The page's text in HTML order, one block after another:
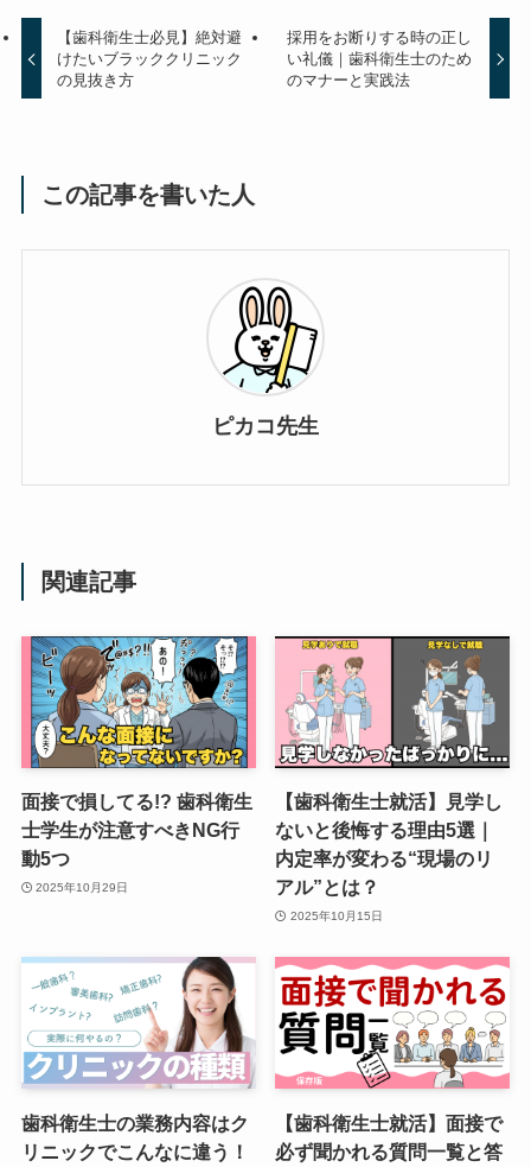
【歯科衛生士必見】絶対避
けたいブラッククリニック
の見抜き方
採用をお断りする時の正し
い礼儀｜歯科衛生士のため
のマナーと実践法
この記事を書いた人
ピカコ先生
関連記事
面接で損してる!? 歯科衛生
士学生が注意すべきNG行
動5つ
2025年10月29日
【歯科衛生士就活】見学し
ないと後悔する理由5選｜
内定率が変わる“現場のリ
アル”とは？
2025年10月15日
歯科衛生士の業務内容はク
リニックでこんなに違う！
【歯科衛生士就活】面接で
必ず聞かれる質問一覧と答